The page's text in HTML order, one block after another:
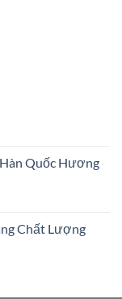
Hàn Quốc Hương
Chất Lượng